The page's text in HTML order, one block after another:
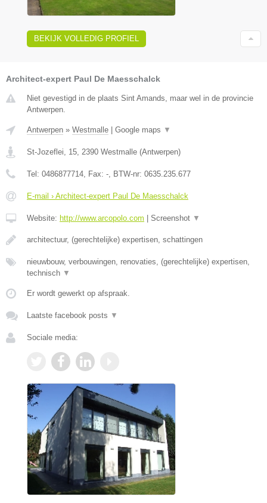
BEKIJK VOLLEDIG PROFIEL
Architect-expert Paul De Maesschalck
Niet gevestigd in de plaats Sint Amands, maar wel in de provincie
Antwerpen.
Antwerpen » Westmalle Google maps ▼
St-Jozeflei, 15, 2390 Westmalle (Antwerpen)
Tel: 0486877714, Fax: -, BTW-nr: 0635.235.677
E-mail › Architect-expert Paul De Maesschalck
Website: http://www.arcopolo.com Screenshot ▼
architectuur, (gerechtelijke) expertisen, schattingen
nieuwbouw, verbouwingen, renovaties, (gerechtelijke) expertisen,
technisch ▼
Er wordt gewerkt op afspraak.
Laatste facebook posts ▼
Sociale media: